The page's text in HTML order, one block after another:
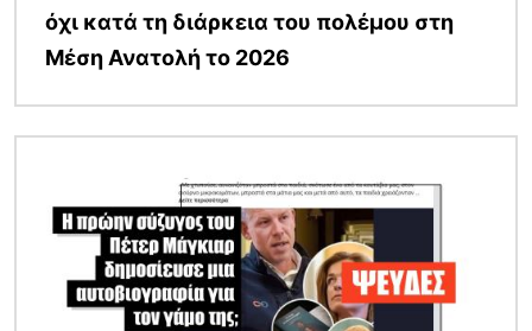
όχι κατά τη διάρκεια του πολέμου στη
Μέση Ανατολή το 2026